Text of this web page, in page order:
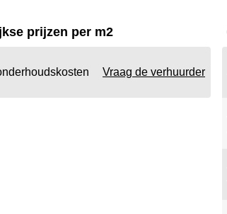
prijzen per m2
Vraag de verhuurder